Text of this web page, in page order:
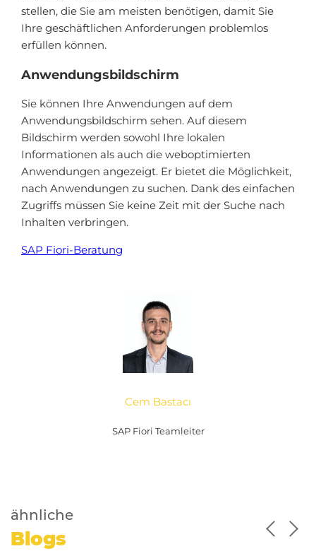
stellen, die Sie am meisten benötigen, damit Sie
Ihre geschäftlichen Anforderungen problemlos
erfüllen können.
Anwendungsbildschirm
Sie können Ihre Anwendungen auf dem
Anwendungsbildschirm sehen. Auf diesem
Bildschirm werden sowohl Ihre lokalen
Informationen als auch die weboptimierten
Anwendungen angezeigt. Er bietet die Möglichkeit,
nach Anwendungen zu suchen. Dank des einfachen
Zugriffs müssen Sie keine Zeit mit der Suche nach
Inhalten verbringen.
SAP Fiori-Beratung
Cem Bastacı
SAP Fiori Teamleiter
ähnliche
Blogs